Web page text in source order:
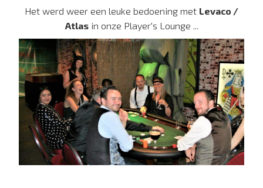
Het werd weer een leuke bedoening met Levaco /
Atlasin onze Player's Lounge ...